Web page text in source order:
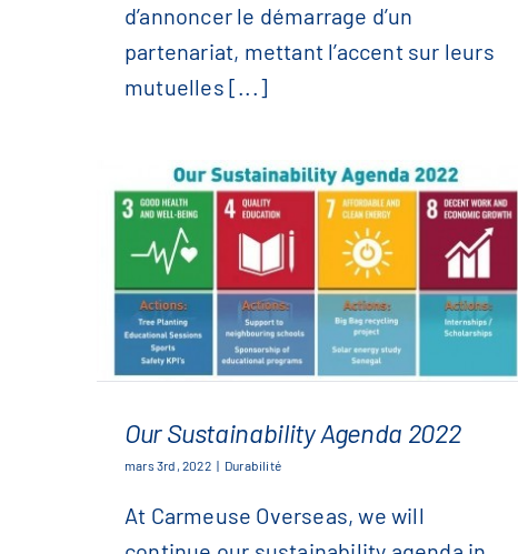
d’annoncer le démarrage d’un
partenariat, mettant l’accent sur leurs
mutuelles [...]
Our Sustainability Agenda 2022
Our Sustainability Agenda 2022
mars 3rd, 2022 | Durabilité
At Carmeuse Overseas, we will